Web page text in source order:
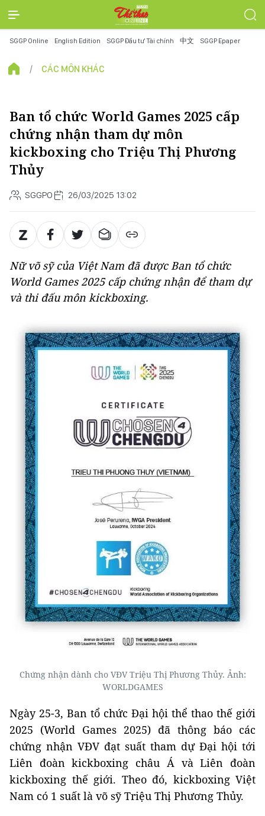
SGGP Online English Edition SGGP Đầu tư Tài chính 中文 SGGP Epaper
CÁC MÔN KHÁC
Ban tổ chức World Games 2025 cấp
chứng nhận tham dự môn
kickboxing cho Triệu Thị Phương
Thủy
SGGPO 26/03/2025 13:02
Nữ võ sỹ của Việt Nam đã được Ban tổ chức
World Games 2025 cấp chứng nhận để tham dự
và thi đấu môn kickboxing.
Chứng nhận dành cho VĐV Triệu Thị Phương Thủy. Ảnh:
WORLDGAMES
Ngày 25-3, Ban tổ chức Đại hội thể thao thế giới
2025 (World Games 2025) đã thông báo các
chứng nhận VĐV đạt suất tham dự Đại hội tới
Liên đoàn kickboxing châu Á và Liên đoàn
kickboxing thế giới. Theo đó, kickboxing Việt
Nam có 1 suất là võ sỹ Triệu Thị Phương Thủy.